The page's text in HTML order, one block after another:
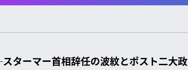
ターマー首相辞任の波紋とポスト二大